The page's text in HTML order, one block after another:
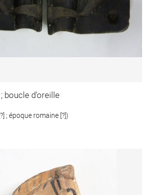
boucle d'oreille
; époque romaine [?])